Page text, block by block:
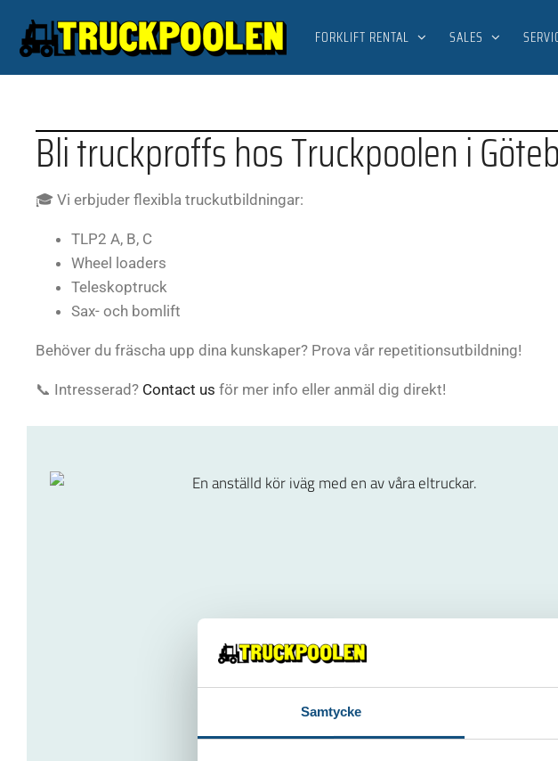
Samtycke
FORKLIFT RENTAL SALES
Bli truckproffs hos Truckpoolen i
🎓 Vi erbjuder flexibla truckutbildningar:
TLP2 A, B, C
Wheel loaders
Teleskoptruck
Sax- och bomlift
Behöver du fräscha upp dina kunskaper? Prova vår repetitionsutbildning!
📞 Intresserad? Contact us för mer info eller anmäl dig direkt!